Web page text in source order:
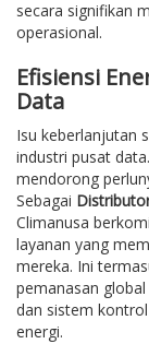
secara signifikan
operasional.
Efisiensi
Data
Isu keberlanjutan
industri pusat
mendorong
Sebagai
Climanusa
layanan yang
mereka. Ini
pemanasan
dan sistem
energi.